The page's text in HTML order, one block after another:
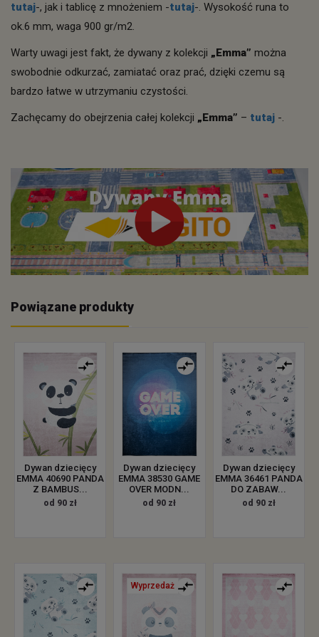
tutaj-, jak i tablicę z mnożeniem -tutaj-. Wysokość runa to
ok.6 mm, waga 900 gr/m2.
Warty uwagi jest fakt, że dywany z kolekcji „Emma” można
swobodnie odkurzać, zamiatać oraz prać, dzięki czemu są
bardzo łatwe w utrzymaniu czystości.
Zachęcamy do obejrzenia całej kolekcji „Emma” – tutaj -.
Powiązane produkty
Dywan dziecięcy
EMMA 40690 PANDA
Z BAMBUS...
od 90 zł
Dywan dziecięcy
EMMA 38530 GAME
OVER MODN...
od 90 zł
Dywan dziecięcy
EMMA 36461 PANDA
DO ZABAW...
od 90 zł
Wyprzedaż